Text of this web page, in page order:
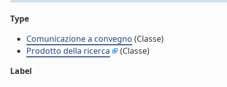
Type
Comunicazione a convegno (Classe)
Prodotto della ricerca
(Classe)
Label